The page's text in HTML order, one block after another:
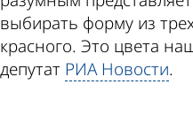
выбирать форму из
красного. Это цвета
депутат РИА Новости.